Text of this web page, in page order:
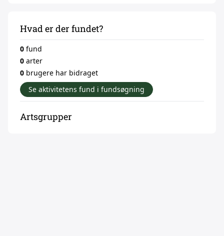
Hvad er der fundet?
0 fund
0 arter
0 brugere har bidraget
Se aktivitetens fund i fundsøgning
Artsgrupper